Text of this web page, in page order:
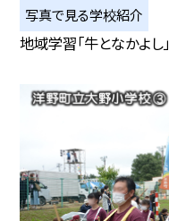
写真で見る学校紹介
地域学習「牛となかよし」